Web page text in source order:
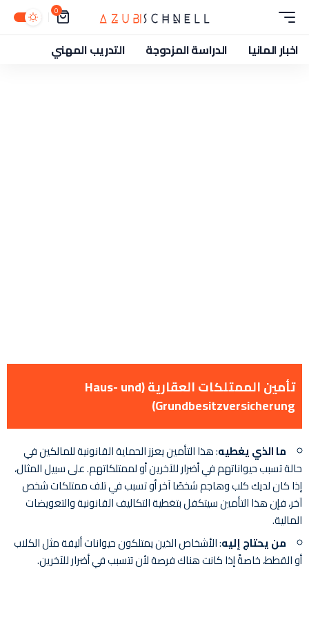
0
اخبار المانيا الدراسة المزدوجة التدريب المهني
تأمين الممتلكات العقارية (Haus- und
Grundbesitzversicherung)
ما الذي يغطيه: هذا التأمين يعزز الحماية القانونية للمالكين في
حالة تسبب حيواناتهم في أضرار للآخرين أو لممتلكاتهم. على سبيل المثال،
إذا كان لديك كلب وهاجم شخصًا آخر أو تسبب في تلف ممتلكات شخص
آخر، فإن هذا التأمين سيتكفل بتغطية التكاليف القانونية والتعويضات
المالية.
من يحتاج إليه: الأشخاص الذين يمتلكون حيوانات أليفة مثل الكلاب
أو القطط، خاصةً إذا كانت هناك فرصة لأن تتسبب في أضرار للآخرين.